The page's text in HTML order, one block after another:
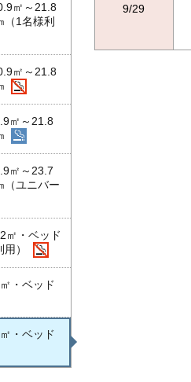
㎡～21.8
（1名様利
㎡～21.8
㎡～21.8
㎡～23.7
（ユニバー
㎡・ベッド
）
・ベッド
・ベッド
9/29